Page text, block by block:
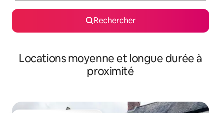
Rechercher
Locations moyenne et longue durée à
proximité